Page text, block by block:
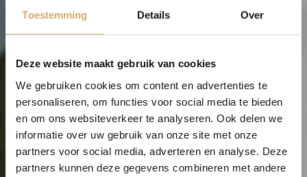
Toestemming Details Over
Deze website maakt gebruik van cookies
We gebruiken cookies om content en advertenties te
personaliseren, om functies voor social media te bieden
en om ons websiteverkeer te analyseren. Ook delen we
informatie over uw gebruik van onze site met onze
partners voor social media, adverteren en analyse. Deze
partners kunnen deze gegevens combineren met andere